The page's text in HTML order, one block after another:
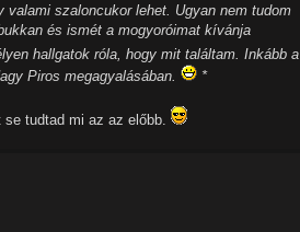
szaloncukor lehet. Ugyan nem tudom
és ismét a mogyoróimat kívánja
hallgatok róla, hogy mit találtam. Inkább a
Piros megagyalásában.
*
tudtad mi az az előbb.